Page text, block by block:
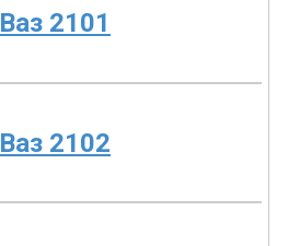
Ваз 2101
Ваз 2102